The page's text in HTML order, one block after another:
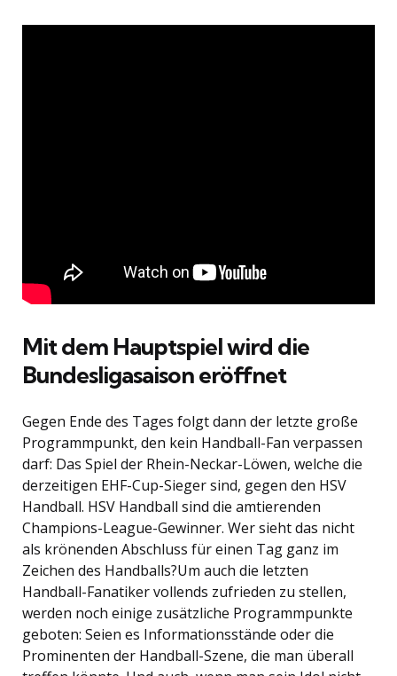
Mit dem Hauptspiel wird die
Bundesligasaison eröffnet
Gegen Ende des Tages folgt dann der letzte große
Programmpunkt, den kein Handball-Fan verpassen
darf: Das Spiel der Rhein-Neckar-Löwen, welche die
derzeitigen EHF-Cup-Sieger sind, gegen den HSV
Handball. HSV Handball sind die amtierenden
Champions-League-Gewinner. Wer sieht das nicht
als krönenden Abschluss für einen Tag ganz im
Zeichen des Handballs?Um auch die letzten
Handball-Fanatiker vollends zufrieden zu stellen,
werden noch einige zusätzliche Programmpunkte
geboten: Seien es Informationsstände oder die
Prominenten der Handball-Szene, die man überall